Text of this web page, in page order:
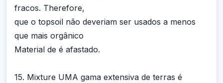
fracos. Therefore,
que o topsoil não deveriam ser usados a menos
que mais orgânico
Material de é afastado.
15. Mixture UMA gama extensiva de terras é